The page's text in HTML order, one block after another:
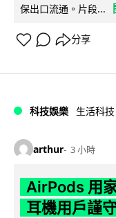
保出口流通。片段...
分享
科技娛樂 生活科技
arthur 3 小時
AirPods 用
耳機用戶謹